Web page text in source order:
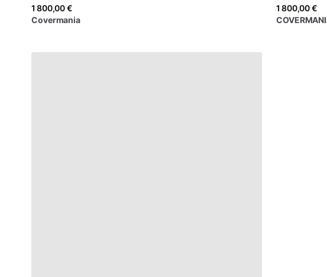
1 800,00 €
Covermania
1 800,00 €